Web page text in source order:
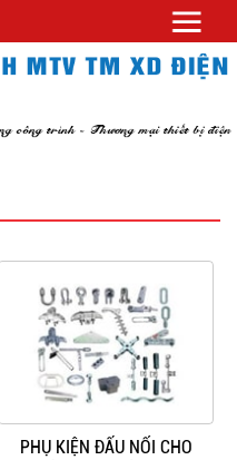
PHỤ KIỆN ĐẤU NỐI CHO